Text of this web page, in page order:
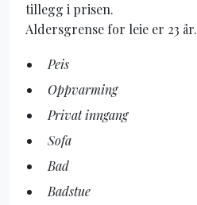
tillegg i prisen.
Aldersgrense for leie er 23 år.
Peis
Oppvarming
Privat inngang
Sofa
Bad
Badstue